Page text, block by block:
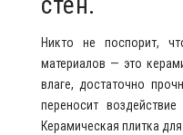
Никто не поспорит,
материалов — это
влаге, достаточно
переносит
Керамическая плитка